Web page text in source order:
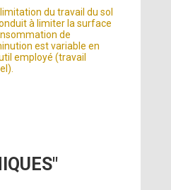
du travail du sol
à limiter la surface
de
est variable en
employé (travail